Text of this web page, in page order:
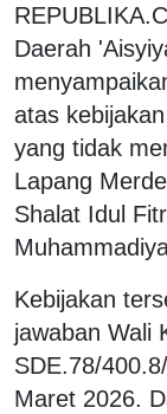
Daerah
atas
yang tidak
Lapang
Shalat Idul
Kebijakan
jawaban Wali
SDE.78/
Maret 2026.